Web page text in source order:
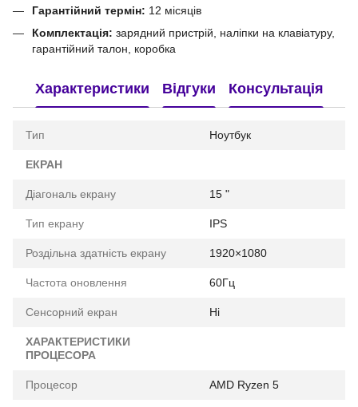
Гарантійний термін: 12 місяців
Комплектація: зарядний пристрій, наліпки на клавіатуру,
гарантійний талон, коробка
Характеристики Відгуки Консультація
Тип Ноутбук
ЕКРАН
Діагональ екрану 15 "
Тип екрану IPS
Роздільна здатність екрану 1920×1080
Частота оновлення 60Гц
Сенсорний екран Ні
ХАРАКТЕРИСТИКИ
ПРОЦЕСОРА
Процесор AMD Ryzen 5